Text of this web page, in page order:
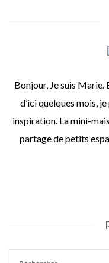
Bonjour, Je suis Marie.
d’ici quelques mois,
inspiration. La mini-
partage de petits